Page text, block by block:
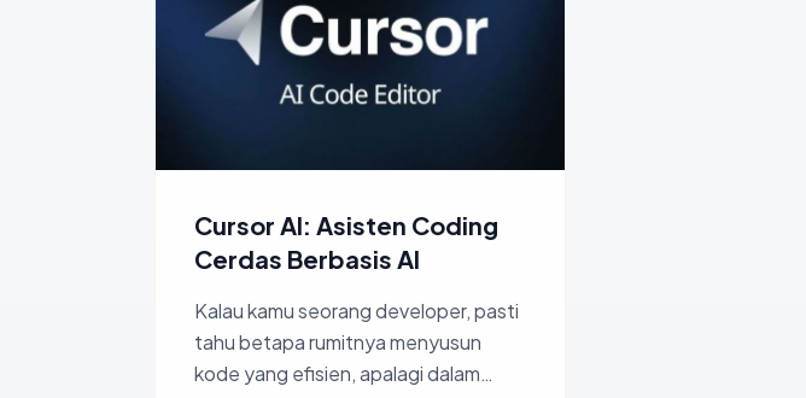
Cursor AI: Asisten Coding
Cerdas Berbasis AI
Kalau kamu seorang developer, pasti
tahu betapa rumitnya menyusun
kode yang efisien, apalagi dalam